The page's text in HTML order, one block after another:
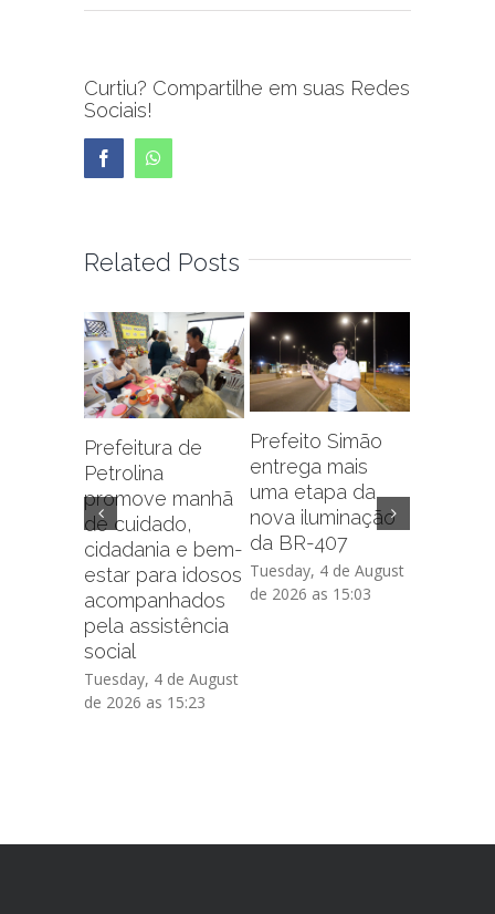
Curtiu? Compartilhe em suas Redes
Sociais!
Facebook
Related Posts
Prefeitura de
Petrolina
promove manhã
de cuidado,
cidadania e bem-
estar para idosos
acompanhados
pela assistência
social
Tuesday, 4 de August
de 2026 as 15:23
Prefeito Simão
entrega mais
uma etapa da
nova iluminação
da BR-407
Tuesday, 4 de August
de 2026 as 15:03